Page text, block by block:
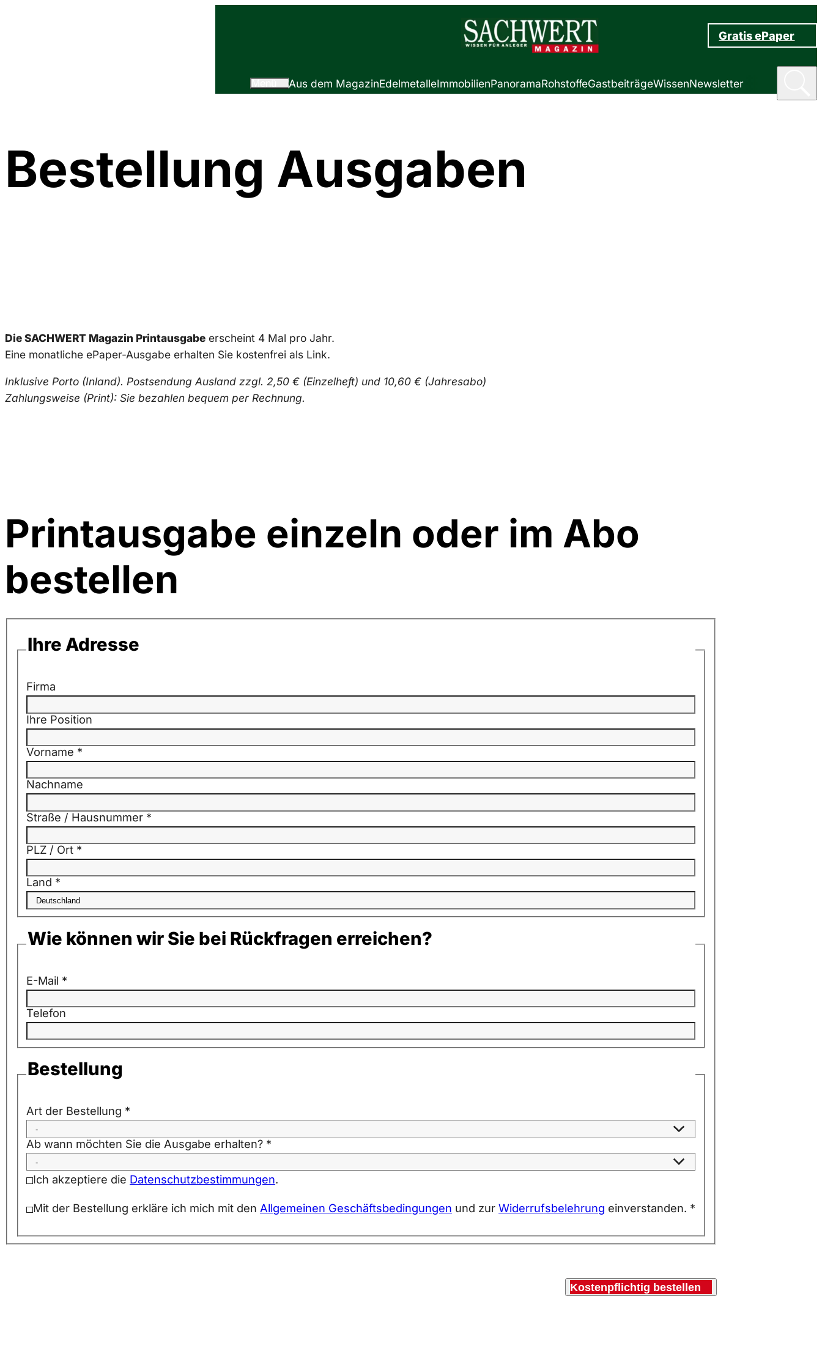
Gratis ePaper
Aus dem MagazinEdelmetalleImmobilienPanoramaRohstoffeGastbeiträgeWissenNewsletter
Bestellung Ausgaben
Die SACHWERT Magazin Printausgabe erscheint 4 Mal pro Jahr.
Eine monatliche ePaper-Ausgabe erhalten Sie kostenfrei als Link.
Inklusive Porto (Inland). Postsendung Ausland zzgl. 2,50 € (Einzelheft) und 10,60 € (Jahresabo)
Zahlungsweise (Print): Sie bezahlen bequem per Rechnung.
Printausgabe einzeln oder im Abo
bestellen
Ihre Adresse
Firma
Ihre Position
Vorname *
Nachname
Straße / Hausnummer *
PLZ / Ort *
Land *
Wie können wir Sie bei Rückfragen erreichen?
E-Mail *
Telefon
Bestellung
Art der Bestellung *
Ab wann möchten Sie die Ausgabe erhalten? *
Ich akzeptiere die Datenschutzbestimmungen.
Mit der Bestellung erkläre ich mich mit den Allgemeinen Geschäftsbedingungen und zurWiderrufsbelehrung einverstanden. *
Kostenpflichtig bestellen